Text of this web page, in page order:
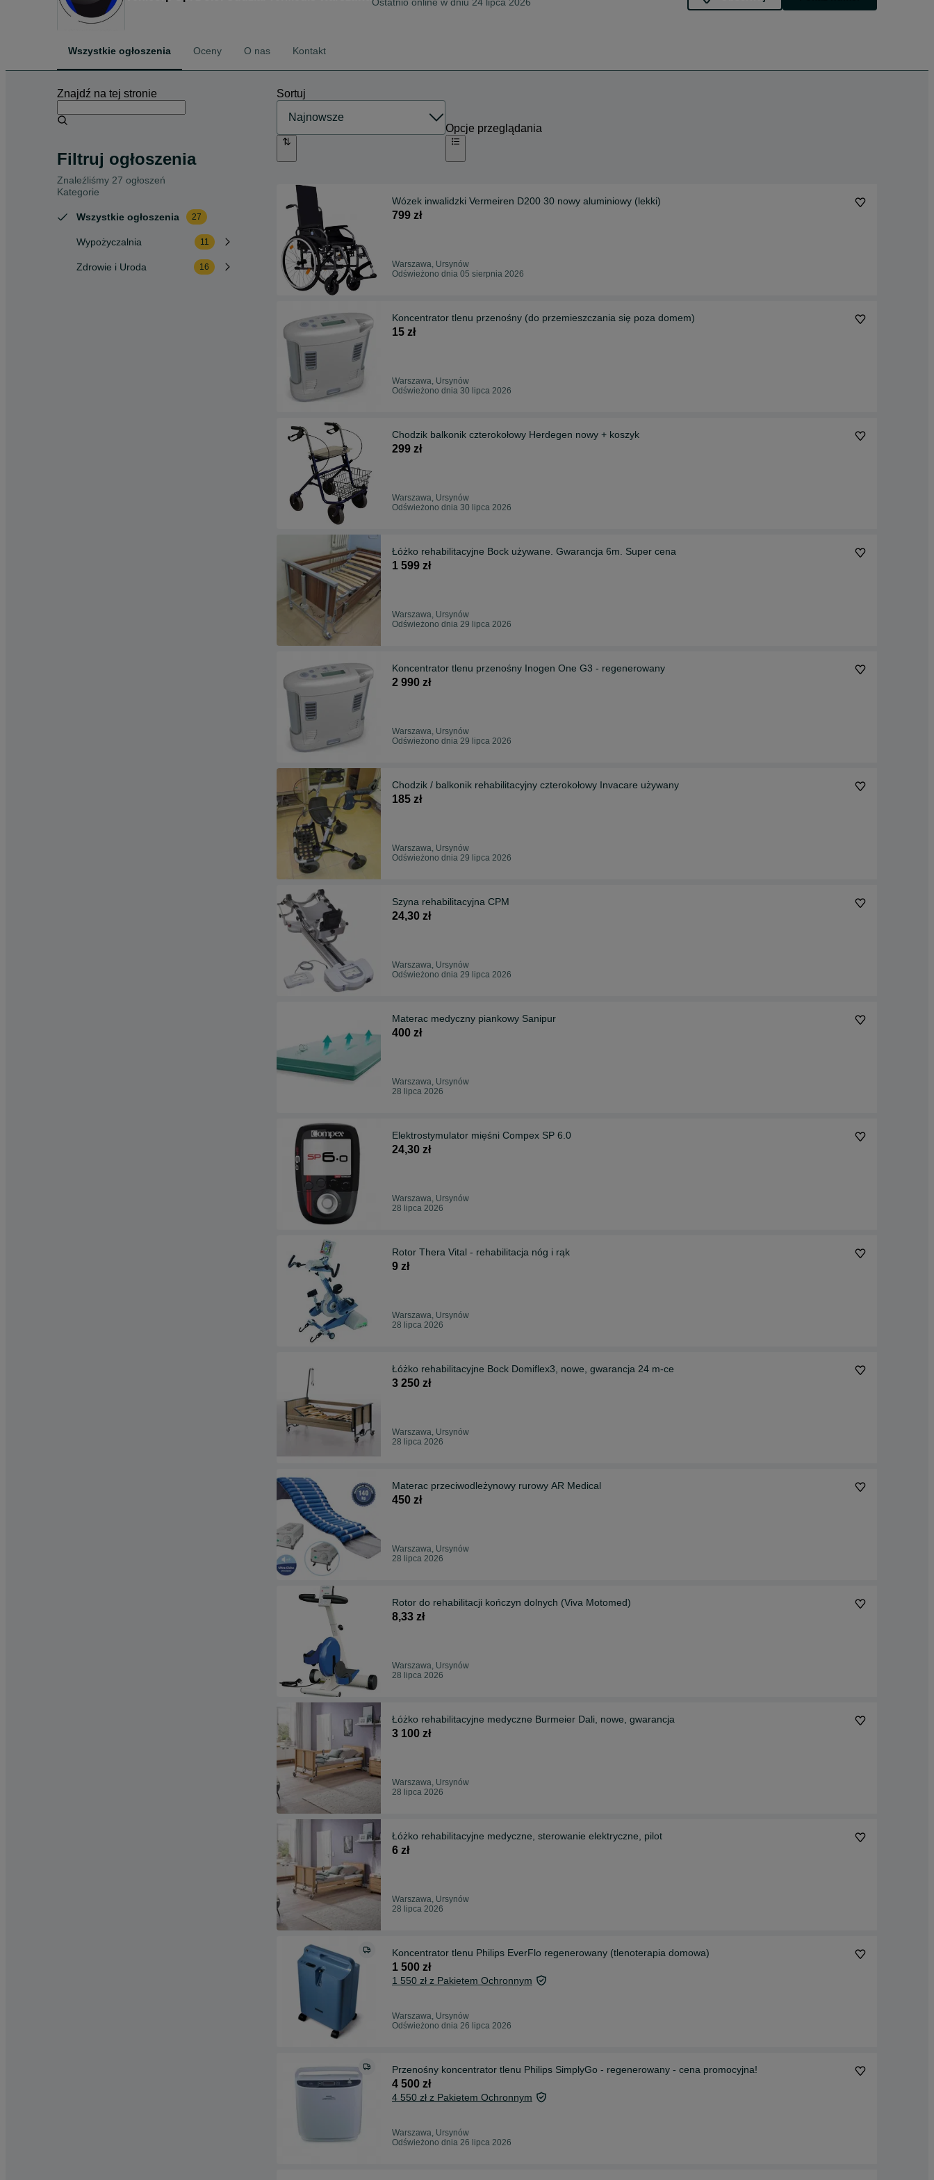
Wszystkie ogłoszenia Oceny O nas Kontakt
Znajdź na tej stronie
Filtruj ogłoszenia
Znaleźliśmy 27 ogłoszeń
Kategorie
Wszystkie ogłoszenia 27
Wypożyczalnia 11
Zdrowie i Uroda 16
Sortuj
Opcje przeglądania
Wózek inwalidzki Vermeiren D200 30 nowy aluminiowy (lekki)
799 zł
Warszawa, Ursynów
Odświeżono dnia 05 sierpnia 2026
Koncentrator tlenu przenośny (do przemieszczania się poza domem)
15 zł
Warszawa, Ursynów
Odświeżono dnia 30 lipca 2026
Chodzik balkonik czterokołowy Herdegen nowy + koszyk
299 zł
Warszawa, Ursynów
Odświeżono dnia 30 lipca 2026
Łóżko rehabilitacyjne Bock używane. Gwarancja 6m. Super cena
1 599 zł
Warszawa, Ursynów
Odświeżono dnia 29 lipca 2026
Koncentrator tlenu przenośny Inogen One G3 - regenerowany
2 990 zł
Warszawa, Ursynów
Odświeżono dnia 29 lipca 2026
Chodzik / balkonik rehabilitacyjny czterokołowy Invacare używany
185 zł
Warszawa, Ursynów
Odświeżono dnia 29 lipca 2026
Szyna rehabilitacyjna CPM
24,30 zł
Warszawa, Ursynów
Odświeżono dnia 29 lipca 2026
Materac medyczny piankowy Sanipur
400 zł
Warszawa, Ursynów
28 lipca 2026
Elektrostymulator mięśni Compex SP 6.0
24,30 zł
Warszawa, Ursynów
28 lipca 2026
Rotor Thera Vital - rehabilitacja nóg i rąk
9 zł
Warszawa, Ursynów
28 lipca 2026
Łóżko rehabilitacyjne Bock Domiflex3, nowe, gwarancja 24 m-ce
3 250 zł
Warszawa, Ursynów
28 lipca 2026
Materac przeciwodleżynowy rurowy AR Medical
450 zł
Warszawa, Ursynów
28 lipca 2026
Rotor do rehabilitacji kończyn dolnych (Viva Motomed)
8,33 zł
Warszawa, Ursynów
28 lipca 2026
Łóżko rehabilitacyjne medyczne Burmeier Dali, nowe, gwarancja
3 100 zł
Warszawa, Ursynów
28 lipca 2026
Łóżko rehabilitacyjne medyczne, sterowanie elektryczne, pilot
6 zł
Warszawa, Ursynów
28 lipca 2026
Koncentrator tlenu Philips EverFlo regenerowany (tlenoterapia domowa)
1 500 zł
1 550 zł z Pakietem Ochronnym
Warszawa, Ursynów
Odświeżono dnia 26 lipca 2026
Przenośny koncentrator tlenu Philips SimplyGo - regenerowany - cena promocyjna!
4 500 zł
4 550 zł z Pakietem Ochronnym
Warszawa, Ursynów
Odświeżono dnia 26 lipca 2026